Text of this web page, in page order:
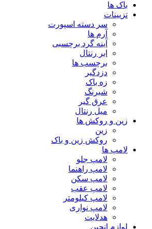
باک ها
تزیینات
سر دسته اسپورت
آرم ها
آینه گرد برچسبی
ابر رنتال
برچسب ها
دزدگیر
زه باک
شبرنگ
عرق گیر
میل رنتال
زین و روکش ها
زین
روکش زین و باک
لامپ ها
لامپ جلو
لامپ راهنما
لامپ سکن
لامپ عقب
لامپ کیلومتر
لامپ نواری
هدلایت
لوازم انجین